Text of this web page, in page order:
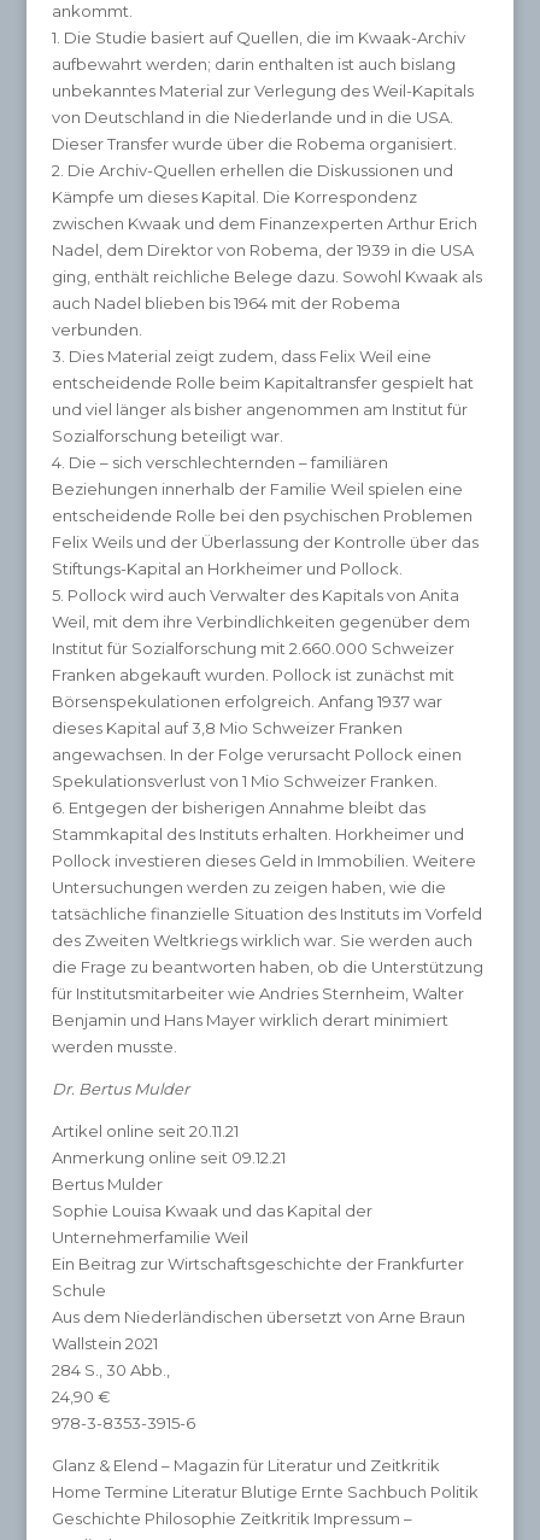
ankommt.
1. Die Studie basiert auf Quellen, die im Kwaak-Archiv
aufbewahrt werden; darin enthalten ist auch bislang
unbekanntes Material zur Verlegung des Weil-Kapitals
von Deutschland in die Niederlande und in die USA.
Dieser Transfer wurde über die Robema organisiert.
2. Die Archiv-Quellen erhellen die Diskussionen und
Kämpfe um dieses Kapital. Die Korrespondenz
zwischen Kwaak und dem Finanzexperten Arthur Erich
Nadel, dem Direktor von Robema, der 1939 in die USA
ging, enthält reichliche Belege dazu. Sowohl Kwaak als
auch Nadel blieben bis 1964 mit der Robema
verbunden.
3. Dies Material zeigt zudem, dass Felix Weil eine
entscheidende Rolle beim Kapitaltransfer gespielt hat
und viel länger als bisher angenommen am Institut für
Sozialforschung beteiligt war.
4. Die – sich verschlechternden – familiären
Beziehungen innerhalb der Familie Weil spielen eine
entscheidende Rolle bei den psychischen Problemen
Felix Weils und der Überlassung der Kontrolle über das
Stiftungs-Kapital an Horkheimer und Pollock.
5. Pollock wird auch Verwalter des Kapitals von Anita
Weil, mit dem ihre Verbindlichkeiten gegenüber dem
Institut für Sozialforschung mit 2.660.000 Schweizer
Franken abgekauft wurden. Pollock ist zunächst mit
Börsenspekulationen erfolgreich. Anfang 1937 war
dieses Kapital auf 3,8 Mio Schweizer Franken
angewachsen. In der Folge verursacht Pollock einen
Spekulationsverlust von 1 Mio Schweizer Franken.
6. Entgegen der bisherigen Annahme bleibt das
Stammkapital des Instituts erhalten. Horkheimer und
Pollock investieren dieses Geld in Immobilien. Weitere
Untersuchungen werden zu zeigen haben, wie die
tatsächliche finanzielle Situation des Instituts im Vorfeld
des Zweiten Weltkriegs wirklich war. Sie werden auch
die Frage zu beantworten haben, ob die Unterstützung
für Institutsmitarbeiter wie Andries Sternheim, Walter
Benjamin und Hans Mayer wirklich derart minimiert
werden musste.
Dr. Bertus Mulder
Artikel online seit 20.11.21
Anmerkung online seit 09.12.21
Bertus Mulder
Sophie Louisa Kwaak und das Kapital der
Unternehmerfamilie Weil
Ein Beitrag zur Wirtschaftsgeschichte der Frankfurter
Schule
Aus dem Niederländischen übersetzt von Arne Braun
Wallstein 2021
284 S., 30 Abb.,
24,90 €
978-3-8353-3915-6
Glanz & Elend – Magazin für Literatur und Zeitkritik
Home Termine Literatur Blutige Ernte Sachbuch Politik
Geschichte Philosophie Zeitkritik Impressum –